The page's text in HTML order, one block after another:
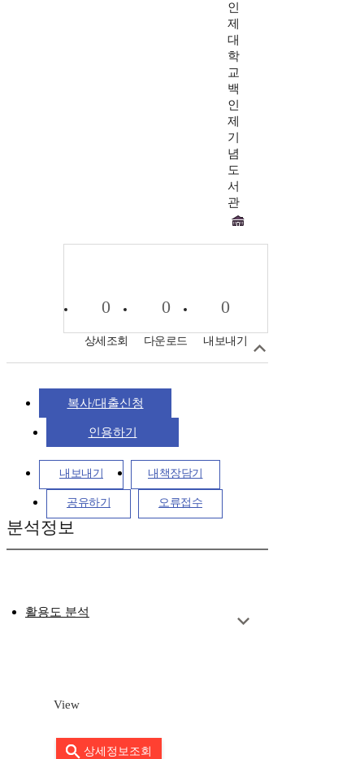
인
제
대
학
교
백
인
제
기
념
도
서
관
0
상세조회
0
다운로드
0
내보내기
복사/대출신청
인용하기
내보내기 내책장담기
공유하기 오류접수
분석정보
활용도 분석
View
상세정보조회